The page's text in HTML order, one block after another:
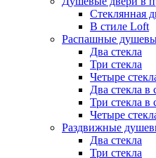
Стеклянная
В стиле Loft
Распашные
Два стекла
Три стекла
Четыре
Два стекла в
Три стекла в
Четыре
Раздвижные
Два стекла
Три стекла